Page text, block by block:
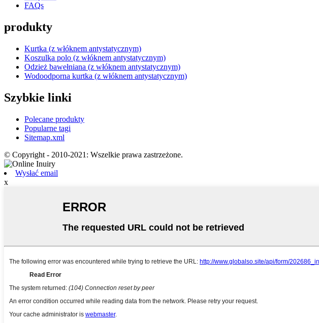
FAQs
produkty
Kurtka (z włóknem antystatycznym)
Koszulka polo (z włóknem antystatycznym)
Odzież bawełniana (z włóknem antystatycznym)
Wodoodporna kurtka (z włóknem antystatycznym)
Szybkie linki
Polecane produkty
Popularne tagi
Sitemap.xml
© Copyright - 2010-2021: Wszelkie prawa zastrzeżone.
Wysłać email
x